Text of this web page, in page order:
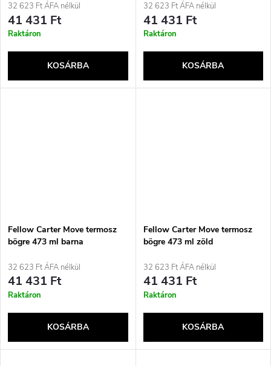
32 623 Ft ÁFA nélkül
41 431 Ft
Raktáron
KOSÁRBA
32 623 Ft ÁFA nélkül
41 431 Ft
Raktáron
KOSÁRBA
Fellow Carter Move termosz
bögre 473 ml barna
32 623 Ft ÁFA nélkül
41 431 Ft
Raktáron
KOSÁRBA
Fellow Carter Move termosz
bögre 473 ml zöld
32 623 Ft ÁFA nélkül
41 431 Ft
Raktáron
KOSÁRBA